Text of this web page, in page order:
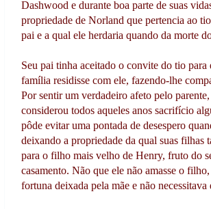
Dashwood e durante boa parte de suas
propriedade de Norland que pertencia ao
pai e a qual ele herdaria quando da morte
Seu pai tinha aceitado o convite do tio para
família residisse com ele, fazendo-lhe
Por sentir um verdadeiro afeto pelo
considerou todos aqueles anos sacrifício
pôde evitar uma pontada de desespero
deixando a propriedade da qual suas filhas
para o filho mais velho de Henry, fruto do
casamento. Não que ele não amasse o
fortuna deixada pela mãe e não necessitava